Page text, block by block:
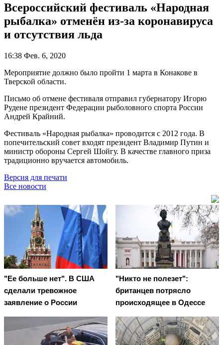
Всероссийский фестиваль «Народная
рыбалка» отменён из-за коронавируса
и отсутствия льда
16:38 Фев. 6, 2020
Мероприятие должно было пройти 1 марта в Конакове в
Тверской области.
Письмо об отмене фестиваля отправил губернатору Игорю
Рудене президент Федерации рыболовного спорта России
Андрей Крайний.
Фестиваль «Народная рыбалка» проводится с 2012 года. В
попечительский совет входят президент Владимир Путин и
министр обороны Сергей Шойгу. В качестве главного приза
традиционно вручается автомобиль.
Версия для печати
Все новости
"Ее больше нет". В США
сделали тревожное
заявление о России
"Никто не полезет":
британцев потрясло
происходящее в Одессе